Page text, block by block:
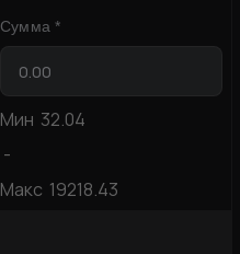
Сумма *
Мин 32.04
-
Макс 19218.43